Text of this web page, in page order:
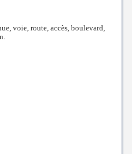
voie, route, accès, boulevard,